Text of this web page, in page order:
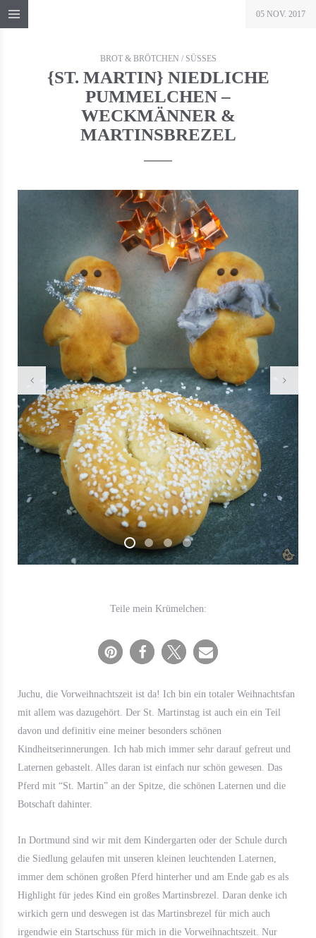
05 NOV. 2017
BROT & BRÖTCHEN / SÜSSES
{ST. MARTIN} NIEDLICHE
PUMMELCHEN –
WECKMÄNNER &
MARTINSBREZEL
Teile mein Krümelchen:
Juchu, die Vorweihnachtszeit ist da! Ich bin ein totaler Weihnachtsfan
mit allem was dazugehört. Der St. Martinstag ist auch ein ein Teil
davon und definitiv eine meiner besonders schönen
Kindheitserinnerungen. Ich hab mich immer sehr darauf gefreut und
Laternen gebastelt. Alles daran ist einfach nur schön gewesen. Das
Pferd mit “St. Martin” an der Spitze, die schönen Laternen und die
Botschaft dahinter.
In Dortmund sind wir mit dem Kindergarten oder der Schule durch
die Siedlung gelaufen mit unseren kleinen leuchtenden Laternen,
immer dem schönen großen Pferd hinterher und am Ende gab es als
Highlight für jedes Kind ein großes Martinsbrezel. Daran denke ich
wirkich gern und deswegen ist das Martinsbrezel für mich auch
irgendwie ein Startschuss für mich in die Vorweihnachtszeit. Nur